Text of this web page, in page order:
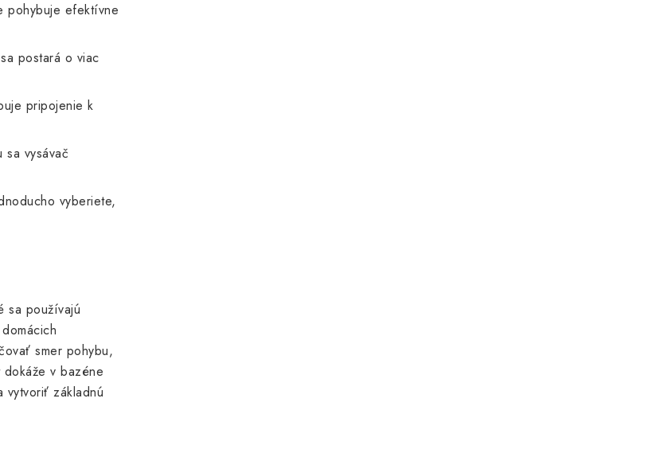
pohybuje efektívne
postará o viac
pripojenie k
vysávač
vyberiete,
sa používajú
smer pohybu,
v bazéne
vytvoriť základnú